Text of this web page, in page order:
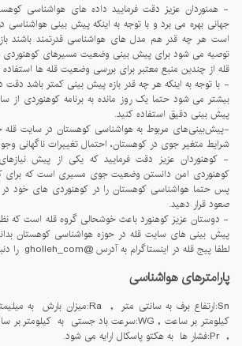
- همنوردان عزیز دقت فرمایید داده های هواشناسی
جهانی بهره می برد و با توجه به اینکه پیش بینی
است هر چه قدر هم مدل های هواشناسی قدرتمند
توصیه می شود برای پیش بینی وضعیت مسیرهای
قله از چندین منبع معتبر برای بررسی وضعیت قله ها استفاده کنید
- با توجه به اینکه هر چه قدر بازه پیش بینی کمتر باشد
بیشتر می شود حتما یک روز مانده به برنامه کوهنوردی از
پیش بینی دقیق استفاده کنید.
-پيش‌بينی‌های مربوط به هواشناسی کوهستان در سايت قله
شرايط متغير جوی در کوهستان، احتمال تغييرات ناگهانی وجود دارد .
- کوهنوردان عزیز دقت فرمایید که یکی از پیش
کوهنوردی امن دانستن وضعیت جوی مسیری است که
پس حتما هواشناسی کوهستان را در
صعود قرار دهید.
- دوستان عزیز کوهنورد باعث خوشحالی گروه قله است که
پیش بینی های سایت قله در حوزه هواشناسی کوهستان
لطفا پیج قله در اینستاگرام به آدرس @gholleh_com را دنبال کنید.
پارامترهای هواشناسی
, Pr:فشار ها به هکتو پاسکال ارایه می شود.